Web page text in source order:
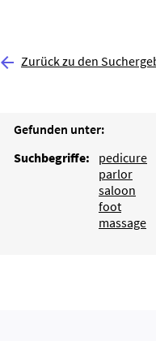
 Zurück zu den
Gefunden unter:
Suchbegriffe:
pedicure
parlor
saloon
foot
massage